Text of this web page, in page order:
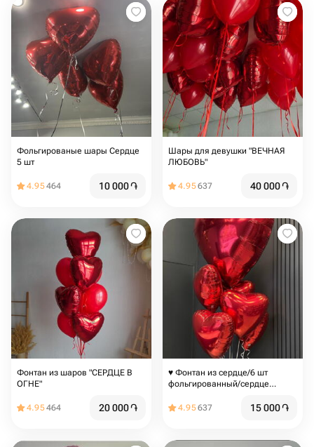
Фольгированые шары Сердце
5 шт
4.95464 10 000֏
Шары для девушки "ВЕЧНАЯ
ЛЮБОВЬ"
4.95637 40 000֏
Фонтан из шаров "СЕРДЦЕ В
ОГНЕ"
4.95464 20 000֏
♥️ Фонтан из сердце/6 шт
фольгированный/сердце
4.95637 15 000֏